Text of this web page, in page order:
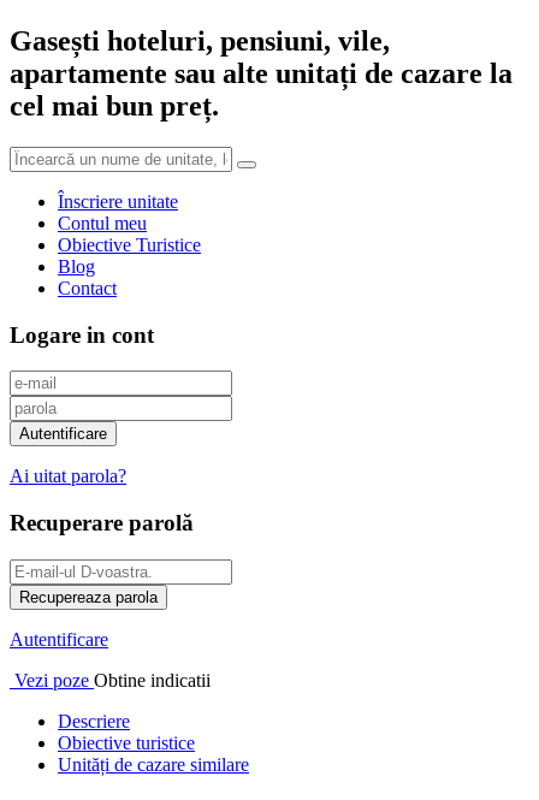
Gasești hoteluri, pensiuni, vile,
apartamente sau alte unitați de cazare la
cel mai bun preț.
Înscriere unitate
Contul meu
Obiective Turistice
Blog
Contact
Logare in cont
Ai uitat parola?
Recuperare parolă
Autentificare
Vezi poze Obtine indicatii
Descriere
Obiective turistice
Unități de cazare similare